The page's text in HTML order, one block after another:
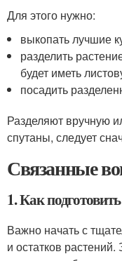
Для этого нужно:
выкопать лучшие
разделить
будет иметь
посадить
Разделяют вручную
спутаны, следует
Связанные
1. Как
Важно начать с
и остатков